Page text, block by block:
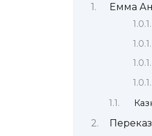
Емма